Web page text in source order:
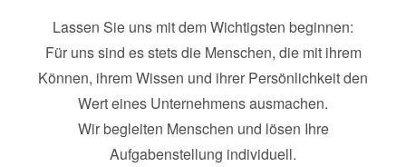
Lassen Sie uns mit dem Wichtigsten beginnen:
Für uns sind es stets die Menschen, die mit ihrem
Können, ihrem Wissen und ihrer Persönlichkeit den
Wert eines Unternehmens ausmachen.
Wir begleiten Menschen und lösen Ihre
Aufgabenstellung individuell.